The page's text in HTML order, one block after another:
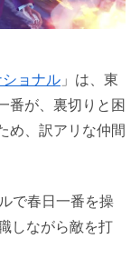
ョナル 」は、東
番が、裏切りと困
め、訳アリな仲間
で春日一番を操
しながら敵を打